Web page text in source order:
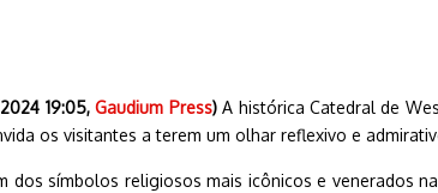
19:05,Gaudium Press)A histórica Catedral de
os visitantes a terem um olhar reflexivo e
dos símbolos religiosos mais icônicos e venerados